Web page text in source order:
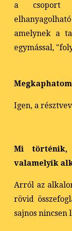
a csoport
amelynek a
egymással,
Igen, a
Mi
valamelyik
Arról az
rövid
sajnos nincsen